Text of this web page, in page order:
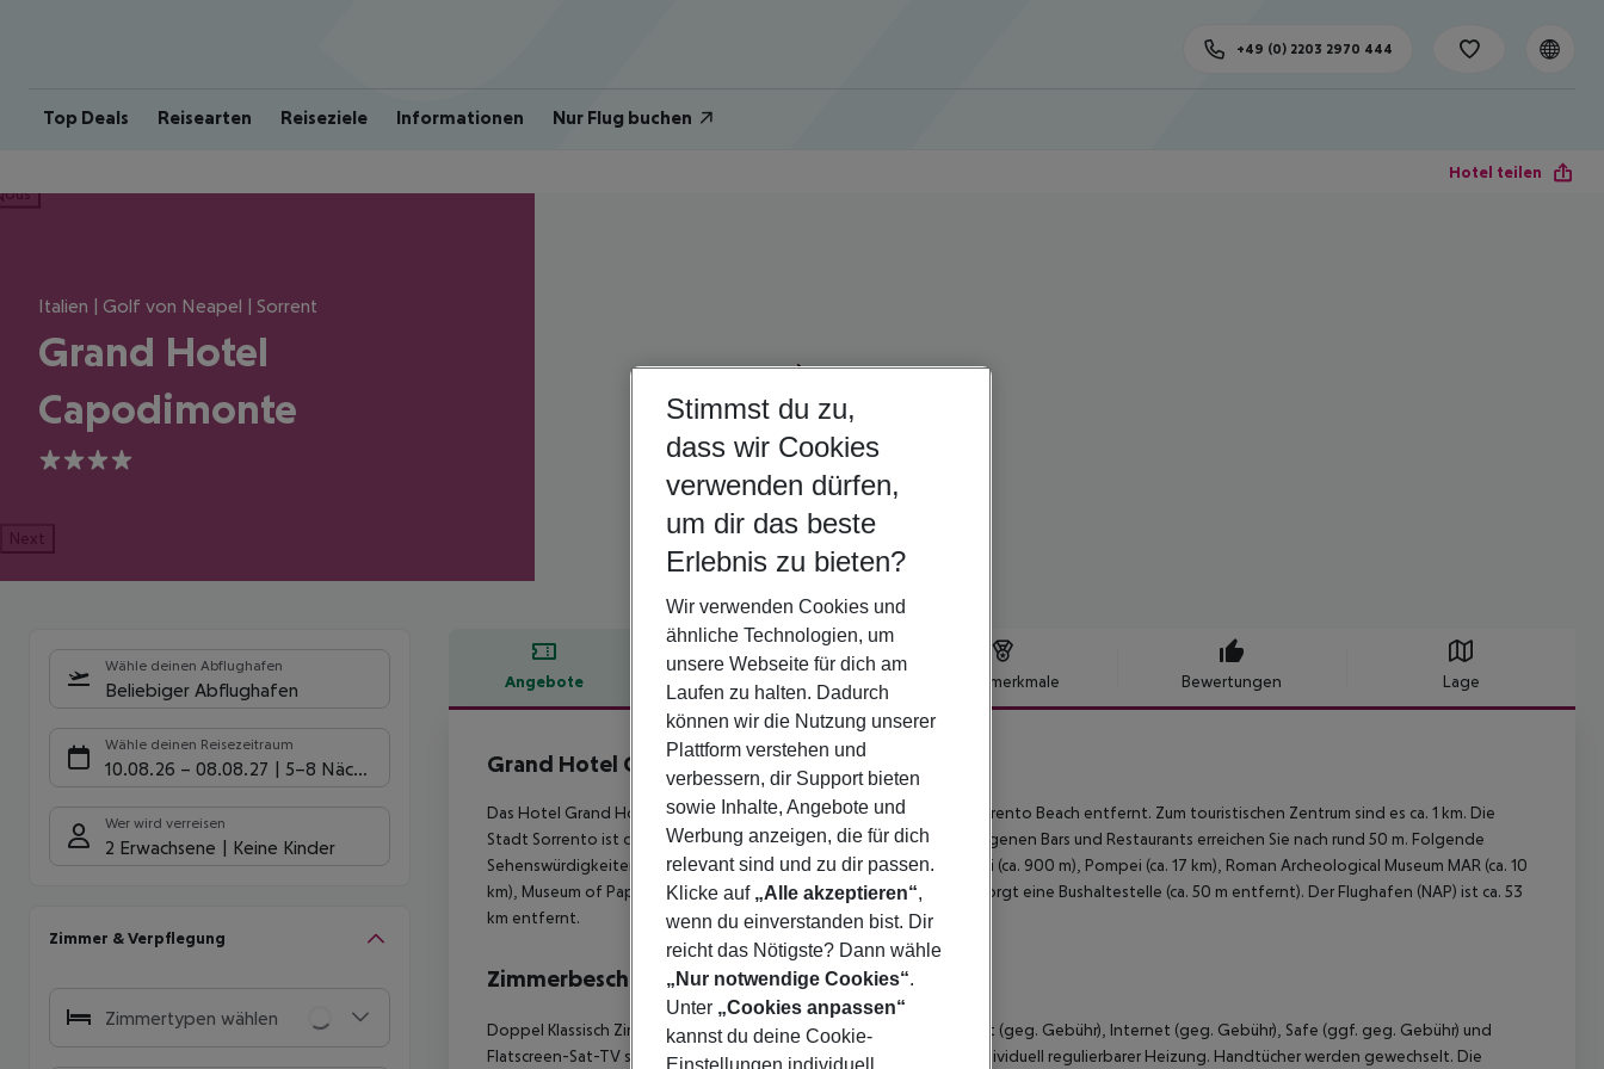
Top Deals Reisearten Reiseziele Informationen Nur Flug buchen
+49 (0) 2203 2970 444
Hotel teilen
Italien | Golf von Neapel | Sorrent
Grand Hotel
Capodimonte
4
Next
Wähle deinen Abflughafen
Beliebiger Abflughafen
Wähle deinen Reisezeitraum
10.08.26 – 08.08.27 5-8 Nächte
Wer wird verreisen
2 Erwachsene Keine Kinder
Zimmer & Verpflegung
Zimmertypen wählen
Angebote Hotelbeschreibung Hotelmerkmale Bewertungen Lage
Hotelbeschreibung
Grand Hotel Capodimonte
4
Das Hotel Grand Hotel Capodimonte liegt ca. 250 m vom Strand Sorrento Beach entfernt. Zum touristischen Zentrum sind es ca. 1 km. Die
Stadt Sorrento ist ca. 1 km entfernt (Amalfi ca. 31 km). Die nächstgelegenen Bars und Restaurants erreichen Sie nach rund 50 m. Folgende
Sehenswürdigkeiten sind vom Hotel aus erreichbar: Vallone dei Mulini (ca. 900 m), Pompei (ca. 17 km), Roman Archeological Museum MAR (ca. 10
km), Museum of Paper (ca. 19 km) und Museo Correale. Für Mobilität sorgt eine Bushaltestelle (ca. 50 m entfernt). Der Flughafen (NAP) ist ca. 53
km entfernt.
Zimmerbeschreibung
Doppel Klassisch Zimmer: Die Zimmer sind ausgestattet mit Babybett (geg. Gebühr), Internet (geg. Gebühr), Safe (ggf. geg. Gebühr) und
Flatscreen-Sat-TV sowie individuell regulierbarer Klimaanlage und individuell regulierbarer Heizung. Handtücher werden gewechselt. Die
Stimmst du zu,
dass wir Cookies
verwenden dürfen,
um dir das beste
Erlebnis zu bieten?
Wir verwenden Cookies und
ähnliche Technologien, um
unsere Webseite für dich am
Laufen zu halten. Dadurch
können wir die Nutzung unserer
Plattform verstehen und
verbessern, dir Support bieten
sowie Inhalte, Angebote und
Werbung anzeigen, die für dich
relevant sind und zu dir passen.
Klicke auf „Alle akzeptieren“,
wenn du einverstanden bist. Dir
reicht das Nötigste? Dann wähle
„Nur notwendige Cookies“.
Unter „Cookies anpassen“
kannst du deine Cookie-
Einstellungen individuell